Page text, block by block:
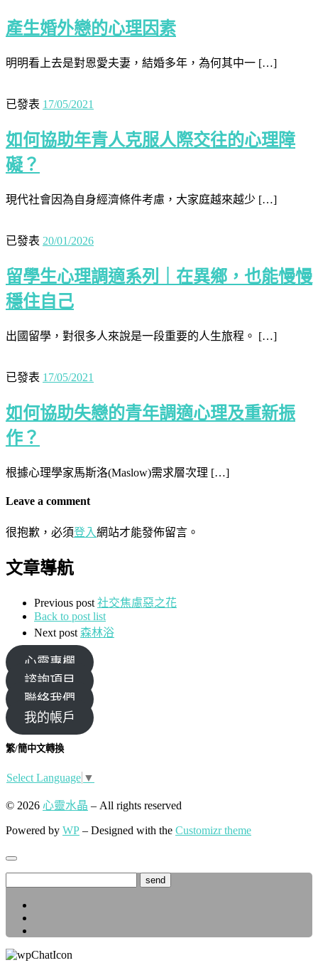
產生婚外戀的心理因素
明明看上去是對恩愛夫妻，結婚多年，為何其中一 […]
已發表 17/05/2021
如何協助年青人克服人際交往的心理障
礙？
現代社會因為自身經濟條件考慮，大家庭越來越少 […]
已發表 20/01/2026
留學生心理調適系列｜在異鄉，也能慢慢
穩住自己
出國留學，對很多人來說是一段重要的人生旅程。 […]
已發表 17/05/2021
如何協助失戀的青年調適心理及重新振
作？
根據心理學家馬斯洛(Maslow)需求層次理 […]
Leave a comment
很抱歉，必須登入網站才能發佈留言。
文章導航
Previous post 社交焦慮惡之花
Back to post list
Next post 森林浴
心靈專欄
諮詢項目
聯絡我們
我的帳戶
繁/簡中文轉換
Select Language ▼
© 2026 心靈水晶 – All rights reserved
Powered by WP – Designed with the Customizr theme
send